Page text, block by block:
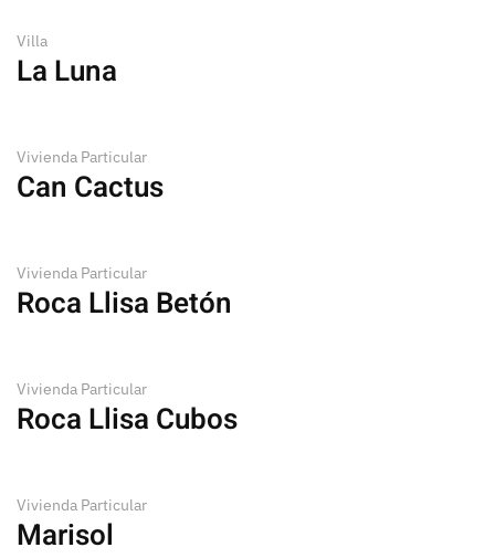
Villa
La Luna
Vivienda Particular
Can Cactus
Vivienda Particular
Roca Llisa Betón
Vivienda Particular
Roca Llisa Cubos
Vivienda Particular
Marisol